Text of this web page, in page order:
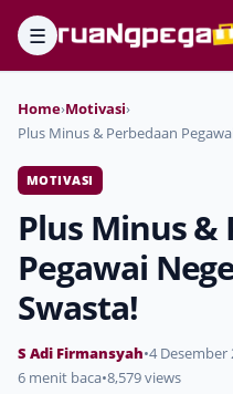
☰
Home›Motivasi›
Plus Minus & Perbedaan
MOTIVASI
Plus Minus &
Pegawai
Swasta!
S Adi Firmansyah•4 Desember
6 menit baca•8,579 views